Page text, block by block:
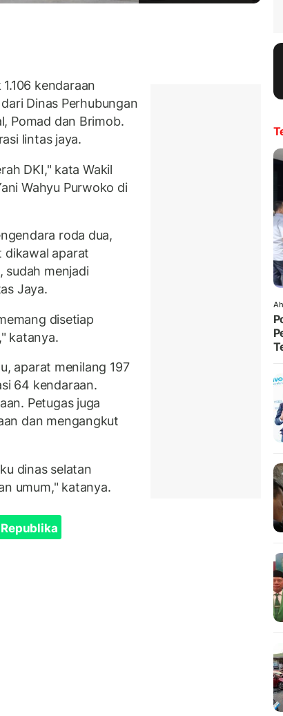
kendaraan
Dinas Perhubungan
Pomad dan Brimob.
lintas jaya.
DKI," kata Wakil
Wahyu Purwoko di
roda dua,
dikawal aparat
sudah menjadi
Jaya.
disetiap
katanya.
aparat menilang 197
64 kendaraan.
Petugas juga
dan mengangkut
dinas selatan
umum," katanya.